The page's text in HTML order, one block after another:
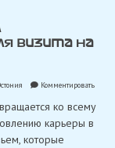
визита на
Комментироватьon
ко всему
карьеры в
которые